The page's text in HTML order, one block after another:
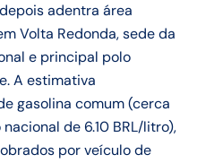
adentra área
Volta Redonda, sede da
e principal polo
A estimativa
gasolina comum (cerca
de 6.10 BRL/litro),
por veículo de